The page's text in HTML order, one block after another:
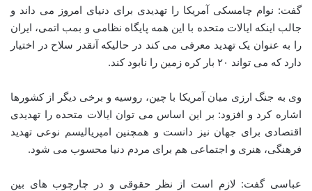
گفت: نوام چامسکی آمریکا را تهدیدی برای دنیای امروز می داند و
جالب اینکه ایالات متحده با این همه پایگاه نظامی و بمب اتمی، ایران
را به عنوان یک تهدید معرفی می کند در حالیکه آنقدر سلاح در اختیار
دارد که می تواند ۲۰ بار کره زمین را نابود کند.
وی به جنگ ارزی میان آمریکا با چین، روسیه و برخی دیگر از کشورها
اشاره کرد و افزود: بر این اساس می توان ایالات متحده را تهدیدی
اقتصادی برای جهان نیز دانست و همچنین امپریالیسم نوعی تهدید
فرهنگی، هنری و اجتماعی هم برای مردم دنیا محسوب می شود.
عباسی گفت: لازم است از نظر حقوقی و در چارچوب های بین